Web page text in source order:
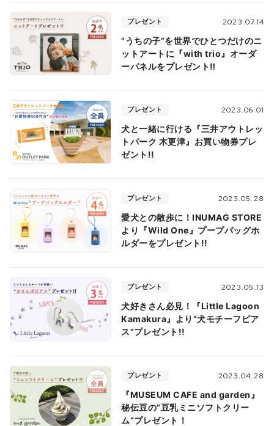
プレゼント 2023.07.14
”うちの子”を世界でひとつだけのニ
ットアートに『with trio』オーダ
ーパネルをプレゼント‼︎
プレゼント 2023.06.01
犬と一緒に行ける『三井アウトレッ
トパーク 木更津』お買い物券プレ
ゼント!!
プレゼント 2023.05.28
愛犬との散歩に！INUMAG STORE
より『Wild One』プープバッグホ
ルダーをプレゼント!!
プレゼント 2023.05.13
犬好きさん必見！『Little Lagoon
Kamakura』より”犬モチーフピア
ス”プレゼント!!
プレゼント 2023.04.28
『MUSEUM CAFE and garden』
秘伝豆の”豆乳ミニソフトクリー
ム”プレゼント！